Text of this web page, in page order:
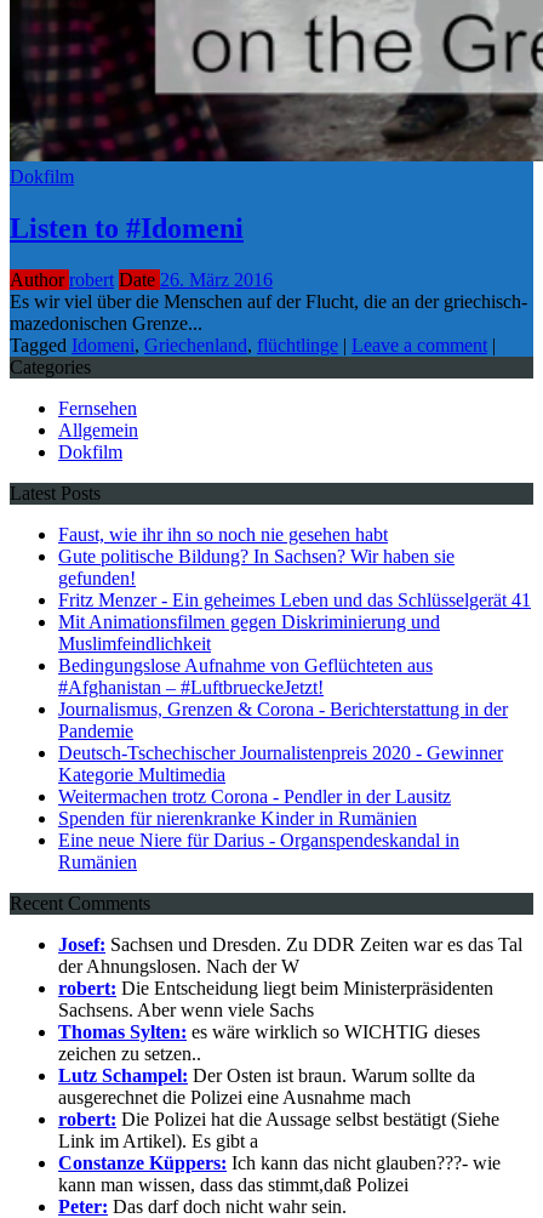
Dokfilm
Listen to #Idomeni
Authorrobert Date 26. März 2016
Es wir viel über die Menschen auf der Flucht, die an der griechisch-
mazedonischen Grenze...
Tagged Idomeni, Griechenland, flüchtlinge | Leave a comment |
Categories
Fernsehen
Allgemein
Dokfilm
Latest Posts
Faust, wie ihr ihn so noch nie gesehen habt
Gute politische Bildung? In Sachsen? Wir haben sie
gefunden!
Fritz Menzer - Ein geheimes Leben und das Schlüsselgerät 41
Mit Animationsfilmen gegen Diskriminierung und
Muslimfeindlichkeit
Bedingungslose Aufnahme von Geflüchteten aus
#Afghanistan – #LuftbrueckeJetzt!
Journalismus, Grenzen & Corona - Berichterstattung in der
Pandemie
Deutsch-Tschechischer Journalistenpreis 2020 - Gewinner
Kategorie Multimedia
Weitermachen trotz Corona - Pendler in der Lausitz
Spenden für nierenkranke Kinder in Rumänien
Eine neue Niere für Darius - Organspendeskandal in
Rumänien
Recent Comments
Josef: Sachsen und Dresden. Zu DDR Zeiten war es das Tal
der Ahnungslosen. Nach der W
robert: Die Entscheidung liegt beim Ministerpräsidenten
Sachsens. Aber wenn viele Sachs
Thomas Sylten: es wäre wirklich so WICHTIG dieses
zeichen zu setzen..
Lutz Schampel: Der Osten ist braun. Warum sollte da
ausgerechnet die Polizei eine Ausnahme mach
robert: Die Polizei hat die Aussage selbst bestätigt (Siehe
Link im Artikel). Es gibt a
Constanze Küppers: Ich kann das nicht glauben???- wie
kann man wissen, dass das stimmt,daß Polizei
Peter: Das darf doch nicht wahr sein.